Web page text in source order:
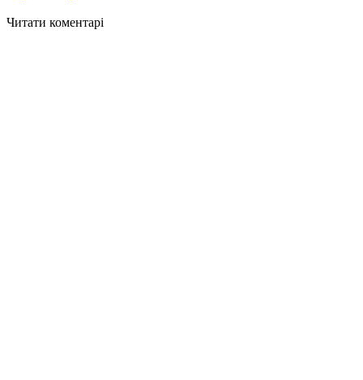
Читати коментарі